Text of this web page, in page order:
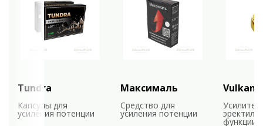
Tundra
Капсулы для
усиления потенции
Максималь
Средство для
усиления потенции
Vulkan
функции